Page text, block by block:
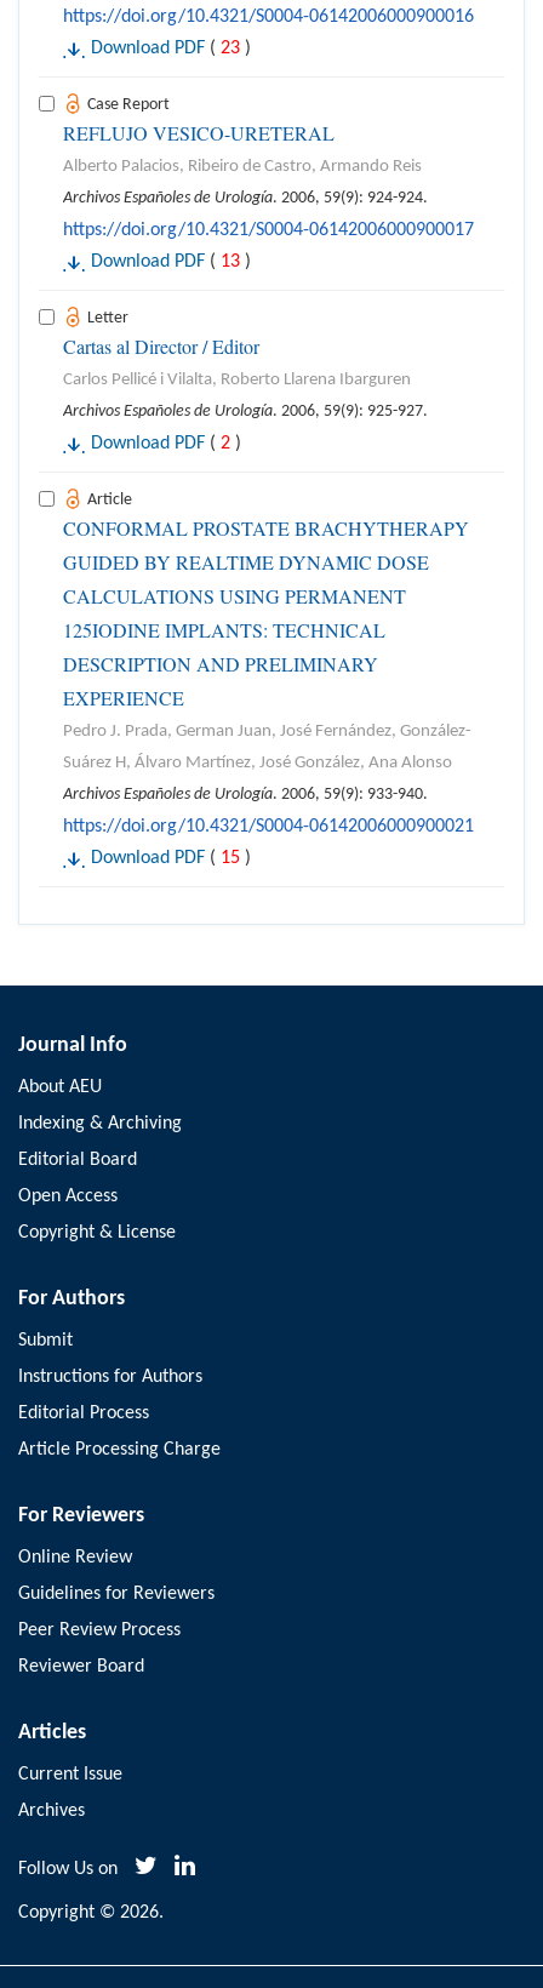
https://doi.org/10.4321/S0004-06142006000900016
Download PDF ( 23 )
Case Report
REFLUJO VESICO-URETERAL
Alberto Palacios, Ribeiro de Castro, Armando Reis
Archivos Españoles de Urología. 2006, 59(9): 924-924.
https://doi.org/10.4321/S0004-06142006000900017
Download PDF ( 13 )
Letter
Cartas al Director / Editor
Carlos Pellicé i Vilalta, Roberto Llarena Ibarguren
Archivos Españoles de Urología. 2006, 59(9): 925-927.
Download PDF ( 2 )
Article
CONFORMAL PROSTATE BRACHYTHERAPY
GUIDED BY REALTIME DYNAMIC DOSE
CALCULATIONS USING PERMANENT
125IODINE IMPLANTS: TECHNICAL
DESCRIPTION AND PRELIMINARY
EXPERIENCE
Pedro J. Prada, German Juan, José Fernández, González-
Suárez H, Álvaro Martínez, José González, Ana Alonso
Archivos Españoles de Urología. 2006, 59(9): 933-940.
https://doi.org/10.4321/S0004-06142006000900021
Download PDF ( 15 )
Journal Info
About AEU
Indexing & Archiving
Editorial Board
Open Access
Copyright & License
For Authors
Submit
Instructions for Authors
Editorial Process
Article Processing Charge
For Reviewers
Online Review
Guidelines for Reviewers
Peer Review Process
Reviewer Board
Articles
Current Issue
Archives
Follow Us on
Copyright © 2026.